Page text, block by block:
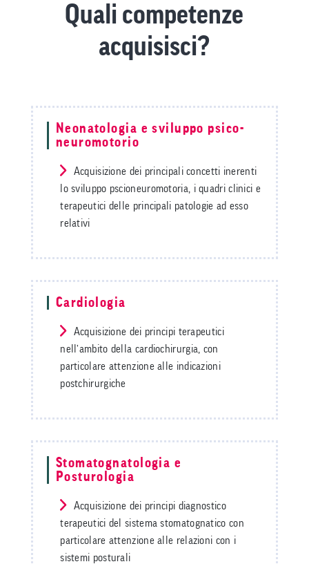
Quali competenze
acquisisci?
Neonatologia e sviluppo psico-
neuromotorio
Acquisizione dei principali concetti inerenti
lo sviluppo pscioneuromotoria, i quadri clinici e
terapeutici delle principali patologie ad esso
relativi
Cardiologia
Acquisizione dei principi terapeutici
nell’ambito della cardiochirurgia, con
particolare attenzione alle indicazioni
postchirurgiche
Stomatognatologia e
Posturologia
Acquisizione dei principi diagnostico
terapeutici del sistema stomatognatico con
particolare attenzione alle relazioni con i
sistemi posturali